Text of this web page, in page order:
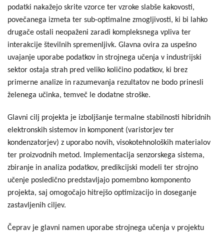
podatki nakažejo skrite vzorce ter vzroke slabše kakovosti,
povečanega izmeta ter sub-optimalne zmogljivosti, ki bi lahko
drugače ostali neopaženi zaradi kompleksnega vpliva ter
interakcije številnih spremenljivk. Glavna ovira za uspešno
uvajanje uporabe podatkov in strojnega učenja v industrijski
sektor ostaja strah pred veliko količino podatkov, ki brez
primerne analize in razumevanja rezultatov ne bodo prinesli
želenega učinka, temveč le dodatne stroške.
Glavni cilj projekta je izboljšanje termalne stabilnosti hibridnih
elektronskih sistemov in komponent (varistorjev ter
kondenzatorjev) z uporabo novih, visokotehnoloških materialov
ter proizvodnih metod. Implementacija senzorskega sistema,
zbiranje in analiza podatkov, predikcijski modeli ter strojno
učenje posledično predstavljajo pomembno komponento
projekta, saj omogočajo hitrejšo optimizacijo in doseganje
zastavljenih ciljev.
Čeprav je glavni namen uporabe strojnega učenja v projektu